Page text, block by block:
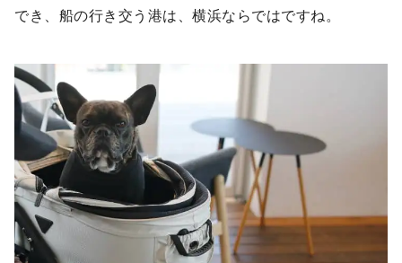
でき、船の行き交う港は、横浜ならではですね。